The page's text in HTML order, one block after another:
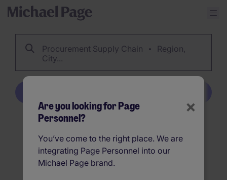
×
Are you looking for Page
Personnel?
You’ve come to the right place. We are
integrating Page Personnel into our
Michael Page brand.
Procurement Supply Chain
Region,
City...
29 Procurement Supply
Chain jobs